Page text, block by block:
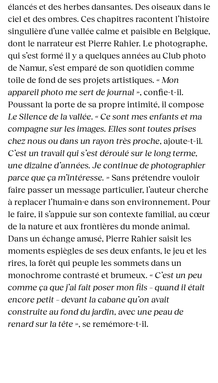
élancés et des herbes dansantes. Des oiseaux dans le
ciel et des ombres. Ces chapitres racontent l’histoire
singulière d’une vallée calme et paisible en Belgique,
dont le narrateur est Pierre Rahier. Le photographe,
qui s’est formé il y a quelques années au Club photo
de Namur, s’est emparé de son quotidien comme
toile de fond de ses projets artistiques. « Mon
appareil photo me sert de journal », confie-t-il.
Poussant la porte de sa propre intimité, il compose
Le Silence de la vallée. « Ce sont mes enfants et ma
compagne sur les images. Elles sont toutes prises
chez nous ou dans un rayon très proche, ajoute-t-il.
C’est un travail qui s’est déroulé sur le long terme,
une dizaine d’années. Je continue de photographier
parce que ça m’intéresse. » Sans prétendre vouloir
faire passer un message particulier, l’auteur cherche
à replacer l’humain·e dans son environnement. Pour
le faire, il s’appuie sur son contexte familial, au cœur
de la nature et aux frontières du monde animal.
Dans un échange amusé, Pierre Rahier saisit les
moments espiègles de ses deux enfants, le jeu et les
rires, la forêt qui peuple les sommets dans un
monochrome contrasté et brumeux. « C’est un peu
comme ça que j’ai fait poser mon fils – quand il était
encore petit – devant la cabane qu’on avait
construite au fond du jardin, avec une peau de
renard sur la tête », se remémore-t-il.